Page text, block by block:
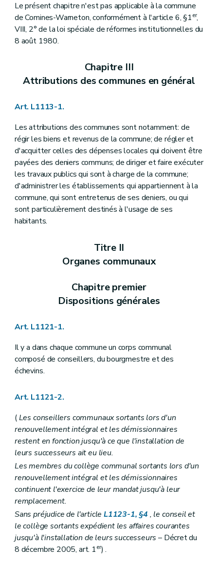
Art. L1124-3
Art. L1124-4
Art. L1124-5
Art. L1124-6
Art. L1124-9
Art. L1124-10
Art. L1124-11
Art. L1124-16
Art. L1124-17
Art. L1124-18
Art. L1124-19
Art. L1124-20
Section 2 Le receveur
Art. L1124-21
Art. L1124-22
Art. L1124-23
Art. L1124-24
Art. L1124-28
Art. L1124-29
Art. L1124-30
Art. L1124-32
Art. L1124-33
Art. L1124-34
Art. L1124-39
Art. L1124-40
Art. L1124-46
Art. L1124-47
Art. L1124-48
Art. L1124-49
Chapitre V Incompatibilités et conflits d'intérêts
Art. L1125-1
Art. L1125-2
Art. L1125-3
Art. L1125-4
Art. L1125-5
Art. L1125-6
Art. L1125-7
Art. L1125-8
Art. L1125-9
Art. L1125-10
Chapitre VI Le serment
Le présent chapitre n'est pas applicable à la commune
de Comines-Warneton, conformément à l'article 6, §1er,
VIII, 2° de la loi spéciale de réformes institutionnelles du
8 août 1980.
Chapitre III
Attributions des communes en général
Art. L1113-1.
Les attributions des communes sont notamment: de
régir les biens et revenus de la commune; de régler et
d'acquitter celles des dépenses locales qui doivent être
payées des deniers communs; de diriger et faire exécuter
les travaux publics qui sont à charge de la commune;
d'administrer les établissements qui appartiennent à la
commune, qui sont entretenus de ses deniers, ou qui
sont particulièrement destinés à l'usage de ses
habitants.
Titre II
Organes communaux
Chapitre premier
Dispositions générales
Art. L1121-1.
Il y a dans chaque commune un corps communal
composé de conseillers, du bourgmestre et des
échevins.
Art. L1121-2.
(Les conseillers communaux sortants lors d'un
renouvellement intégral et les démissionnaires
restent en fonction jusqu'à ce que l'installation de
leurs successeurs ait eu lieu.
Les membres du collège communal sortants lors d'un
renouvellement intégral et les démissionnaires
continuent l'exercice de leur mandat jusqu'à leur
remplacement.
Sans préjudice de l'article L1123-1, §4 , le conseil et
le collège sortants expédient les affaires courantes
jusqu'à l'installation de leurs successeurs – Décret du
8 décembre 2005, art. 1er) .